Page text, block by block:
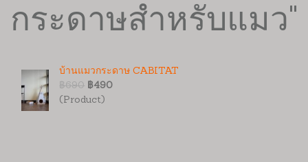
กระดาษสำหรับแมว"
บ้านแมวกระดาษ CABITAT
฿690 ฿490
(Product)